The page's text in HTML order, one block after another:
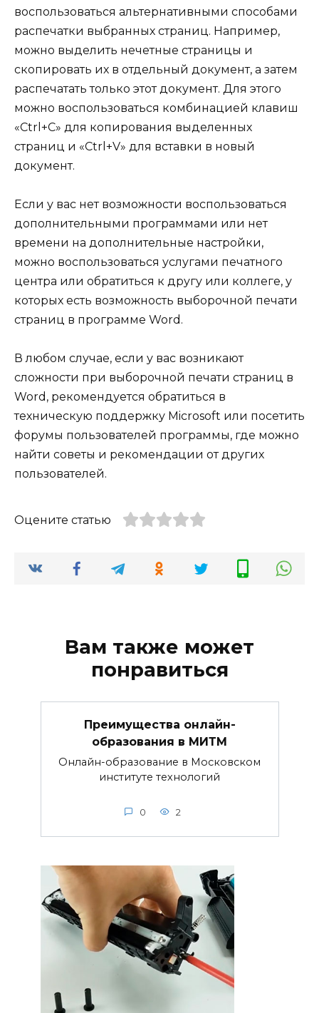
воспользоваться альтернативными способами
распечатки выбранных страниц. Например,
можно выделить нечетные страницы и
скопировать их в отдельный документ, а затем
распечатать только этот документ. Для этого
можно воспользоваться комбинацией клавиш
«Ctrl+C» для копирования выделенных
страниц и «Ctrl+V» для вставки в новый
документ.
Если у вас нет возможности воспользоваться
дополнительными программами или нет
времени на дополнительные настройки,
можно воспользоваться услугами печатного
центра или обратиться к другу или коллеге, у
которых есть возможность выборочной печати
страниц в программе Word.
В любом случае, если у вас возникают
сложности при выборочной печати страниц в
Word, рекомендуется обратиться в
техническую поддержку Microsoft или посетить
форумы пользователей программы, где можно
найти советы и рекомендации от других
пользователей.
Оцените статью
Вам также может
понравиться
Преимущества онлайн-
образования в МИТМ
Онлайн-образование в Московском
институте технологий
0 2